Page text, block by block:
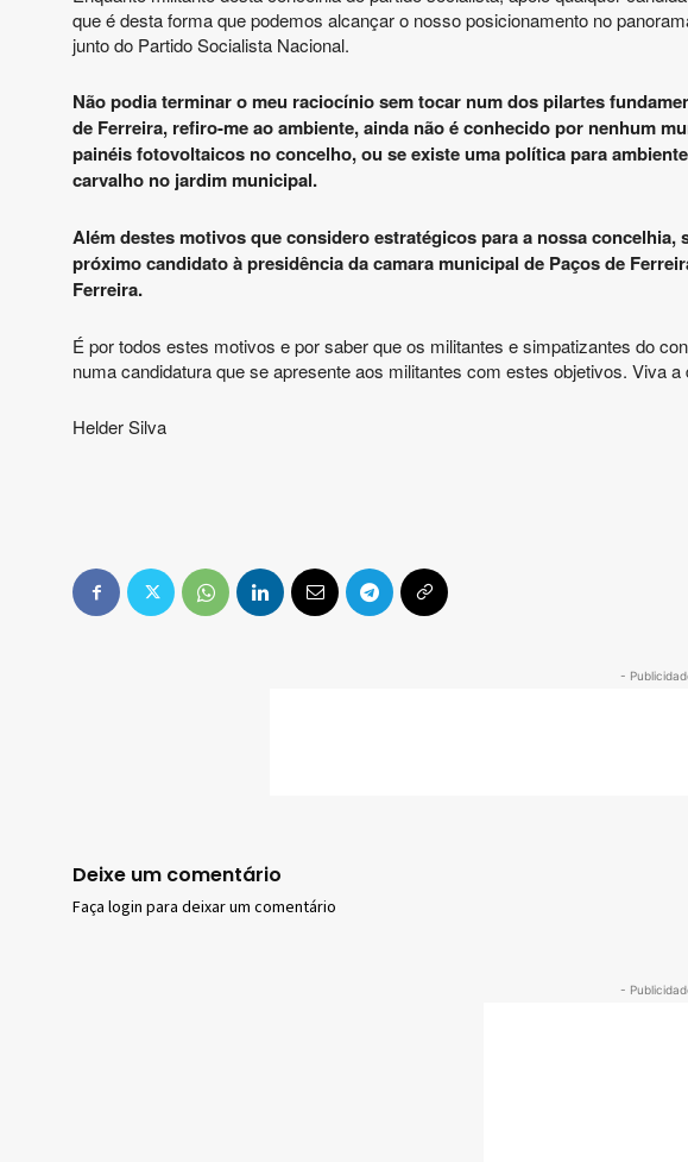
que é desta forma que podemos alcançar o nosso posicionamento no
junto do Partido Socialista Nacional.
Não podia terminar o meu raciocínio sem tocar num dos pilartes
de Ferreira, refiro-me ao ambiente, ainda não é conhecido por nenhum
painéis fotovoltaicos no concelho, ou se existe uma política para
carvalho no jardim municipal.
Além destes motivos que considero estratégicos para a nossa
próximo candidato à presidência da camara municipal de Paços de
Ferreira.
É por todos estes motivos e por saber que os militantes e simpatizantes do
numa candidatura que se apresente aos militantes com estes objetivos. Viva
Helder Silva
-
Deixe um comentário
Faça login para deixar um comentário
-